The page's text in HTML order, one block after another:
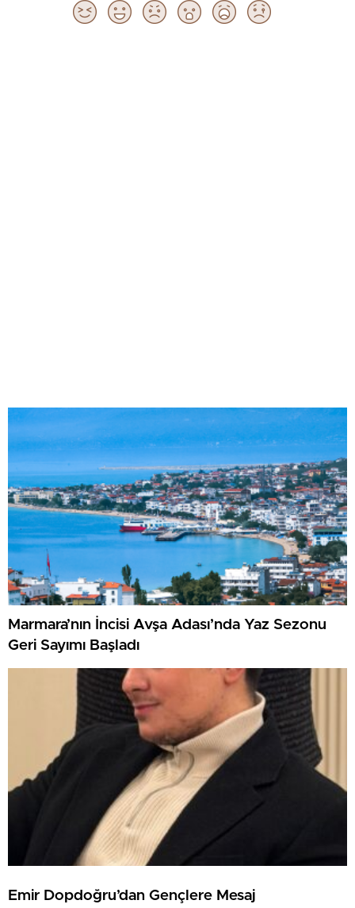
Marmara’nın İncisi Avşa Adası’nda Yaz Sezonu
Geri Sayımı Başladı
Emir Dopdoğru’dan Gençlere Mesaj